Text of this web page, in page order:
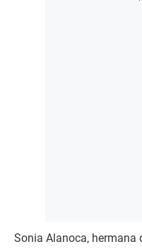
Sonia Alanoca, hermana